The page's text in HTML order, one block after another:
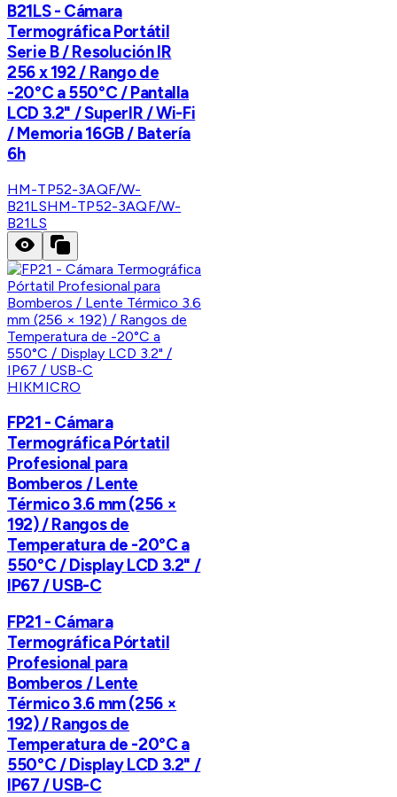
B21LS - Cámara
Termográfica Portátil
Serie B / Resolución IR
256 x 192 / Rango de
-20°C a 550°C / Pantalla
LCD 3.2" / SuperIR / Wi-Fi
/ Memoria 16GB / Batería
6h
HM-TP52-3AQF/W-
B21LSHM-TP52-3AQF/W-
B21LS
HIKMICRO
FP21 - Cámara
Termográfica Pórtatil
Profesional para
Bomberos / Lente
Térmico 3.6 mm (256 ×
192) / Rangos de
Temperatura de -20°C a
550°C / Display LCD 3.2" /
IP67 / USB-C
FP21 - Cámara
Termográfica Pórtatil
Profesional para
Bomberos / Lente
Térmico 3.6 mm (256 ×
192) / Rangos de
Temperatura de -20°C a
550°C / Display LCD 3.2" /
IP67 / USB-C